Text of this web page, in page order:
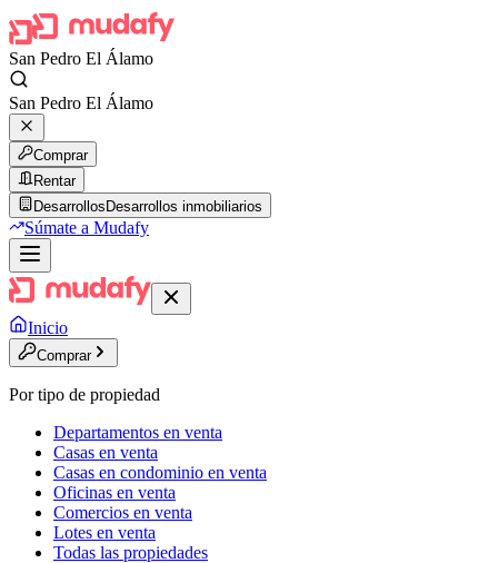
San Pedro El Álamo
San Pedro El Álamo
Comprar
Rentar
Desarrollos Desarrollos inmobiliarios
Súmate a Mudafy
Inicio
Comprar
Por tipo de propiedad
Departamentos en venta
Casas en venta
Casas en condominio en venta
Oficinas en venta
Comercios en venta
Lotes en venta
Todas las propiedades